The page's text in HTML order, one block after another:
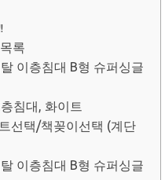
록
이층침대 B형 슈퍼싱글
침대, 화이트
선택/책꽂이선택 (계단
이층침대 B형 슈퍼싱글